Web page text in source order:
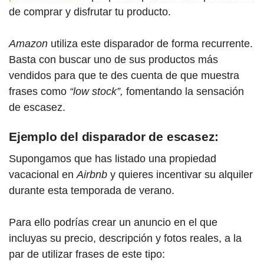
de comprar y disfrutar tu producto.
Amazon utiliza este disparador de forma recurrente.
Basta con buscar uno de sus productos más
vendidos para que te des cuenta de que muestra
frases como “low stock”, fomentando la sensación
de escasez.
Ejemplo del disparador de escasez:
Supongamos que has listado una propiedad
vacacional en Airbnb y quieres incentivar su alquiler
durante esta temporada de verano.
Para ello podrías crear un anuncio en el que
incluyas su precio, descripción y fotos reales, a la
par de utilizar frases de este tipo: